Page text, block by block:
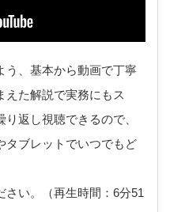
う、基本から動画で丁寧
えた解説で実務にもス
返し視聴できるので、
タブレットでいつでもど
さい。（再生時間：6分51